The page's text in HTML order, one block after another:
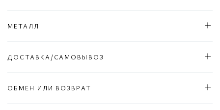
МЕТАЛЛ
ДОСТАВКА/САМОВЫВОЗ
ОБМЕН ИЛИ ВОЗВРАТ